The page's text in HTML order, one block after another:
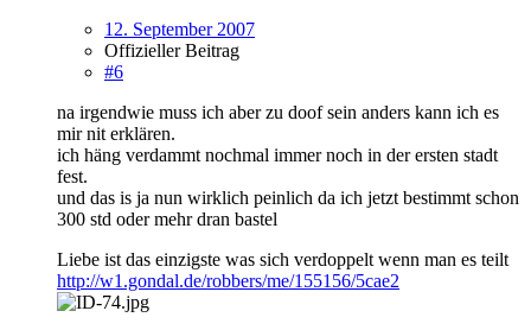
12. September 2007
Offizieller Beitrag
#6
na irgendwie muss ich aber zu doof sein anders kann ich es
mir nit erklären.
ich häng verdammt nochmal immer noch in der ersten stadt
fest.
und das is ja nun wirklich peinlich da ich jetzt bestimmt schon
300 std oder mehr dran bastel
Liebe ist das einzigste was sich verdoppelt wenn man es teilt
http://w1.gondal.de/robbers/me/155156/5cae2